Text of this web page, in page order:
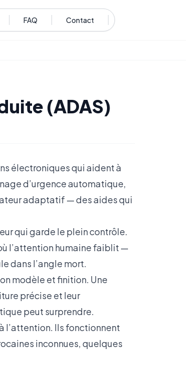
FAQ Contact
(ADAS)
électroniques qui aident à
d’urgence automatique,
adaptatif — des aides qui
qui garde le plein contrôle.
l’attention humaine faiblit —
dans l’angle mort.
modèle et finition. Une
précise et leur
peut surprendre.
l’attention. Ils fonctionnent
inconnues, quelques